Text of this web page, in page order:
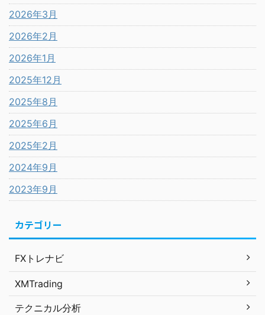
2026年3月
2026年2月
2026年1月
2025年12月
2025年8月
2025年6月
2025年2月
2024年9月
2023年9月
カテゴリー
FXトレナビ
XMTrading
テクニカル分析